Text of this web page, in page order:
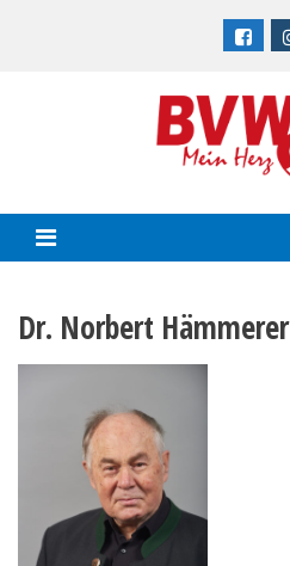
Dr. Norbert Hämmerer